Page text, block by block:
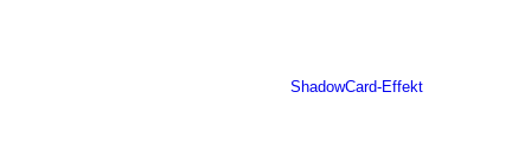
ShadowCard-Effekt